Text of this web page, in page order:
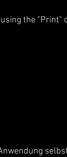
the "Print"